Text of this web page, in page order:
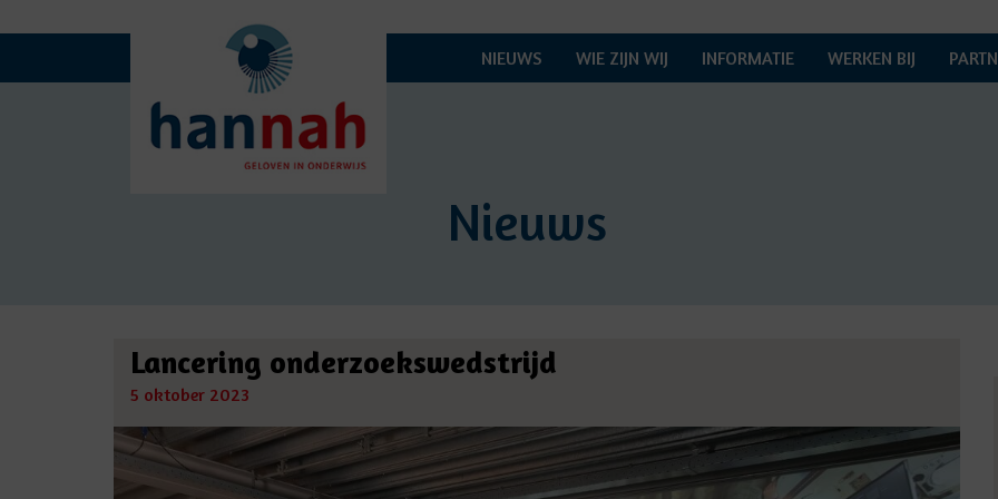
NIEUWS WIE ZIJN WIJ INFORMATIE WERKEN BIJ
Nieuws
Lancering onderzoekswedstrijd
5 oktober 2023